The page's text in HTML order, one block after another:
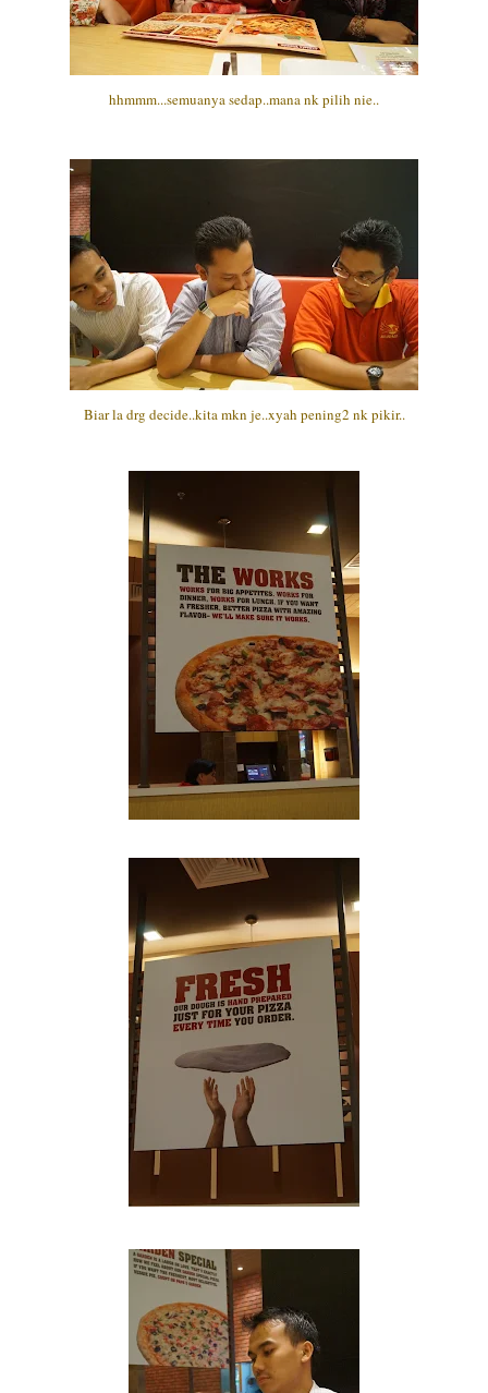
hhmmm...semuanya sedap..mana nk pilih nie..
Biar la drg decide..kita mkn je..xyah pening2 nk pikir..